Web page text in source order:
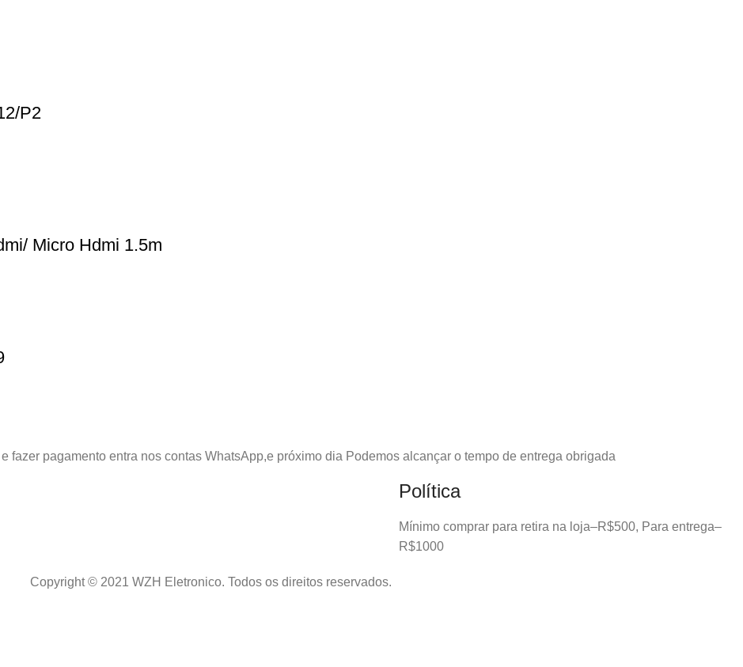
P2
Micro Hdmi 1.5m
fazer pagamento entra nos contas WhatsApp,e próximo dia Podemos alcançar o tempo de entrega obrigada
Política
Mínimo comprar para retira na loja–R$500, Para entrega–
R$1000
Copyright © 2021 WZH Eletronico. Todos os direitos reservados.